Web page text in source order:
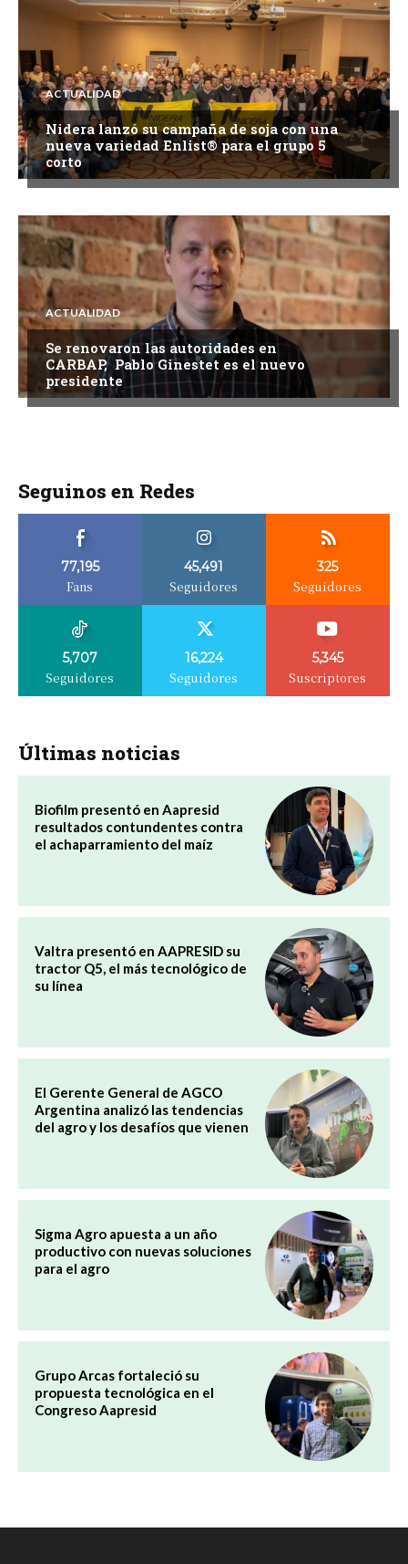
ACTUALIDAD
Nidera lanzó su campaña de soja con una
nueva variedad Enlist® para el grupo 5
corto
ACTUALIDAD
Se renovaron las autoridades en
CARBAP, Pablo Ginestet es el nuevo
presidente
Seguinos en Redes
77,195
Fans
45,491
Seguidores
325
Seguidores
5,707
Seguidores
16,224
Seguidores
5,345
Suscriptores
Últimas noticias
Biofilm presentó en Aapresid
resultados contundentes contra
el achaparramiento del maíz
Valtra presentó en AAPRESID su
tractor Q5, el más tecnológico de
su línea
El Gerente General de AGCO
Argentina analizó las tendencias
del agro y los desafíos que vienen
Sigma Agro apuesta a un año
productivo con nuevas soluciones
para el agro
Grupo Arcas fortaleció su
propuesta tecnológica en el
Congreso Aapresid